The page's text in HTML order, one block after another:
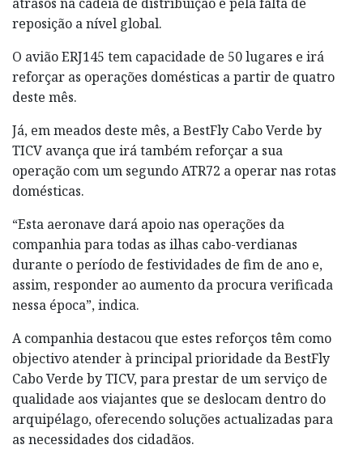
reposição a nível global.
O avião ERJ145 tem capacidade de 50 lugares e irá
reforçar as operações domésticas a partir de quatro
deste mês.
Já, em meados deste mês, a BestFly Cabo Verde by
TICV avança que irá também reforçar a sua
operação com um segundo ATR72 a operar nas rotas
domésticas.
“Esta aeronave dará apoio nas operações da
companhia para todas as ilhas cabo-verdianas
durante o período de festividades de fim de ano e,
assim, responder ao aumento da procura verificada
nessa época”, indica.
A companhia destacou que estes reforços têm como
objectivo atender à principal prioridade da BestFly
Cabo Verde by TICV, para prestar de um serviço de
qualidade aos viajantes que se deslocam dentro do
arquipélago, oferecendo soluções actualizadas para
as necessidades dos cidadãos.